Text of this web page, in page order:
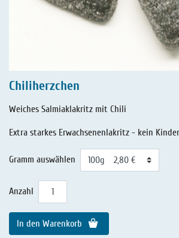
Chiliherzchen
Weiches Salmiaklakritz mit Chili
Extra starkes Erwachsenenlakritz - kein
Gramm auswählen
Anzahl
In den Warenkorb